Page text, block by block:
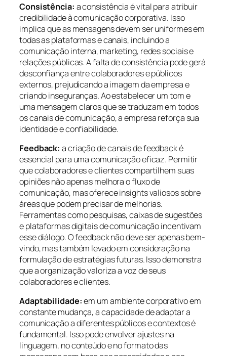
Consistência: a consistência é vital para atribuir
credibilidade à comunicação corporativa. Isso
implica que as mensagens devem ser uniformes em
todas as plataformas e canais, incluindo a
comunicação interna, marketing, redes sociais e
relações públicas. A falta de consistência pode gerá
desconfiança entre colaboradores e públicos
externos, prejudicando a imagem da empresa e
criando inseguranças. Ao estabelecer um tom e
uma mensagem claros que se traduzam em todos
os canais de comunicação, a empresa reforça sua
identidade e confiabilidade.
Feedback: a criação de canais de feedback é
essencial para uma comunicação eficaz. Permitir
que colaboradores e clientes compartilhem suas
opiniões não apenas melhora o fluxo de
comunicação, mas oferece insights valiosos sobre
áreas que podem precisar de melhorias.
Ferramentas como pesquisas, caixas de sugestões
e plataformas digitais de comunicação incentivam
esse diálogo. O feedback não deve ser apenas bem-
vindo, mas também levado em consideração na
formulação de estratégias futuras. Isso demonstra
que a organização valoriza a voz de seus
colaboradores e clientes.
Adaptabilidade:em um ambiente corporativo em
constante mudança, a capacidade de adaptar a
comunicação a diferentes públicos e contextos é
fundamental. Isso pode envolver ajustes na
linguagem, no conteúdo e no formato das